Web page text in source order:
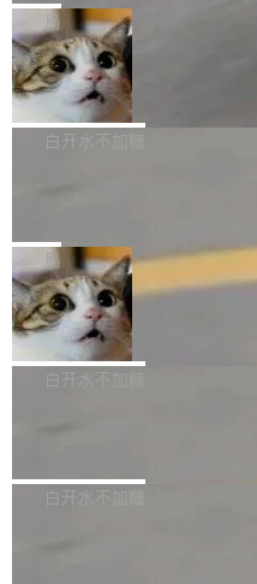
了。 闲置的 cell 会休眠到几乎
l 迁移或唤醒时，新宿主从 S3
库继续执行。存储库是持久化的
例如iQOO Z11i、REDMI Note
te 17 Pro、OPPO K15，要么
样的次旗舰。 Galaxy Z Fold8
Z Flip8三款折叠屏新机均在7月
部搭载骁龙8 Elite Gen5 for
个在 git commit 之间记录每一
本控制系统。目前处于 Early
ltaDB 的核心思路直接写在
眼的位置：「Software is
mits」——软件是在 commit 之
是把这段空隙补上。 回退到任
aDB 捕获 commit 之间的每一
局
SpaceXAI 单季资本开支达
根据风险投资人Tomer Tunguz
析）披露的最新分析与第二季
微软同期总资本开支的四成。
bet、微软以及 Meta 等传统科
ceXAI的资金消耗速度尤为引人
撑庞大支出的资金来源却呈现
貌。数据显示，微软和 Meta
白开水不加糖
一个在终端里运行的编程
1.2，驱动这个 agent 的新模型
你可以用 curl -fsSL https://
sh | bash 安装一个能在大项目
代码、验证结果的 AI 终端工具
个主 agent 循环，外加一组后
局
美团开源 LoHoSearch，用
准 AI 能力认知
机器出题的前提，是让机器拥
构建流程可以分为四个环节：
白开水不加糖
库，并将作为transport接入
白开水不加糖